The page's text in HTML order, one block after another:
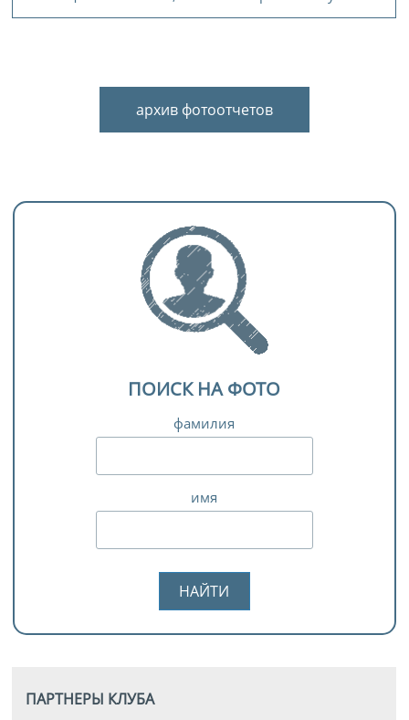
архив фотоотчетов
ПОИСК НА ФОТО
фамилия
имя
ПАРТНЕРЫ КЛУБА